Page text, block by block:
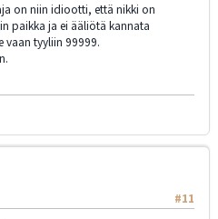
on niin idiootti, että nikki on
paikka ja ei ääliötä kannata
vaan tyyliin 99999.
#11